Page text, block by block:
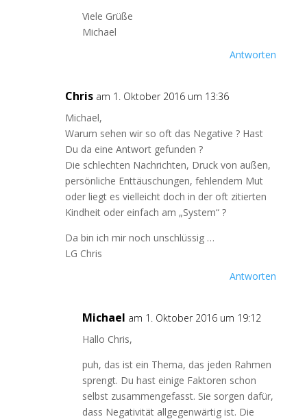
Viele Grüße
Michael
Antworten
Chris am 1. Oktober 2016 um 13:36
Michael,
Warum sehen wir so oft das Negative ? Hast
Du da eine Antwort gefunden ?
Die schlechten Nachrichten, Druck von außen,
persönliche Enttäuschungen, fehlendem Mut
oder liegt es vielleicht doch in der oft zitierten
Kindheit oder einfach am „System“ ?
Da bin ich mir noch unschlüssig …
LG Chris
Antworten
Michael am 1. Oktober 2016 um 19:12
Hallo Chris,
puh, das ist ein Thema, das jeden Rahmen
sprengt. Du hast einige Faktoren schon
selbst zusammengefasst. Sie sorgen dafür,
dass Negativität allgegenwärtig ist. Die